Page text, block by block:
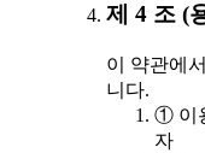
제 4 조 (
이 약관에
니다.
① 이
자